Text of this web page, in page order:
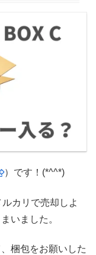
）です！(*^^*)
カリで売却しよ
いました。
梱包をお願いした